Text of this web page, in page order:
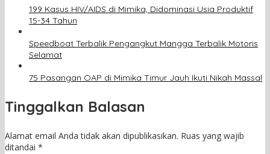
199 Kasus HIV/AIDS di Mimika, Didominasi Usia Produktif
15-34 Tahun
Speedboat Terbalik Pengangkut Mangga Terbalik Motoris
Selamat
75 Pasangan OAP di Mimika Timur Jauh Ikuti Nikah Massal
Tinggalkan Balasan
Alamat email Anda tidak akan dipublikasikan. Ruas yang wajib
ditandai *